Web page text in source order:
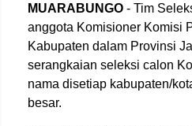
MUARABUNGO - Tim
anggota Komisioner Komisi
Kabupaten dalam Provinsi
serangkaian seleksi calon
nama disetiap kabupaten/
besar.